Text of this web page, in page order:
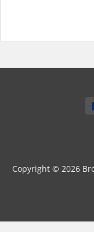
Copyright © 2026